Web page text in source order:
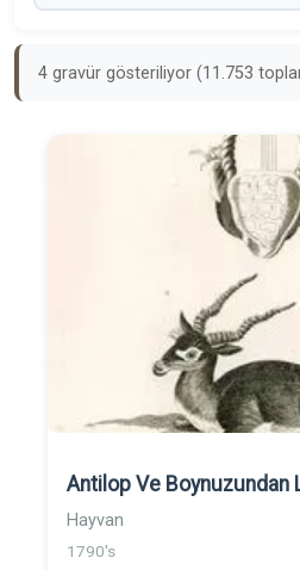
4 gravür gösteriliyor (11.753
Antilop Ve Boynuzundan
Hayvan
1790's